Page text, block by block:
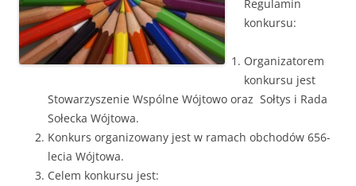
Regulamin
konkursu:
Organizatorem
konkursu jest
Stowarzyszenie Wspólne Wójtowo oraz Sołtys i Rada
Sołecka Wójtowa.
Konkurs organizowany jest w ramach obchodów 656-
lecia Wójtowa.
Celem konkursu jest: